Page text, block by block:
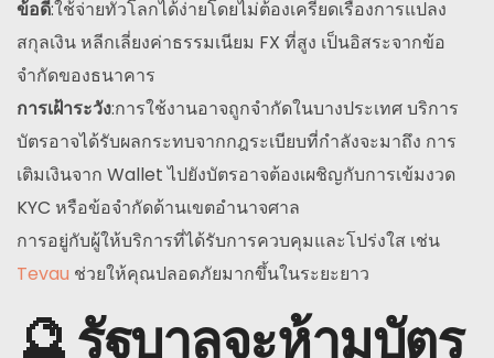
ข้อดี:ใช้จ่ายทั่วโลกได้ง่ายโดยไม่ต้องเครียดเรื่องการแปลง
สกุลเงิน หลีกเลี่ยงค่าธรรมเนียม FX ที่สูง เป็นอิสระจากข้อ
จำกัดของธนาคาร
การเฝ้าระวัง:การใช้งานอาจถูกจำกัดในบางประเทศ บริการ
บัตรอาจได้รับผลกระทบจากกฎระเบียบที่กำลังจะมาถึง การ
เติมเงินจาก Wallet ไปยังบัตรอาจต้องเผชิญกับการเข้มงวด
KYC หรือข้อจำกัดด้านเขตอำนาจศาล
การอยู่กับผู้ให้บริการที่ได้รับการควบคุมและโปร่งใส เช่น
Tevau ช่วยให้คุณปลอดภัยมากขึ้นในระยะยาว
🔮 รัฐบาลจะห้ามบัตร